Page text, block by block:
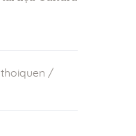
thoiquen /